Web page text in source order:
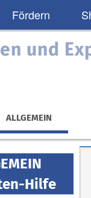
Fördern
und
ALLGEMEIN
Hilfe